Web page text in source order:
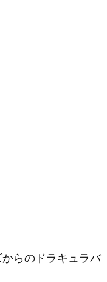
らのドラキュラバ